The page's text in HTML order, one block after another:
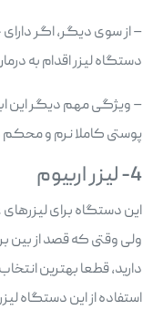
– از سوی دیگر، اگر
دستگاه لیزر اقدام به
– ویژگی مهم دیگر این
پوستی کاملا نرم و محکم
4- لیزر اربیوم
این دستگاه برای
ولی وقتی که قصد از
دارید، قطعا بهترین
استفاده از این دستگاه